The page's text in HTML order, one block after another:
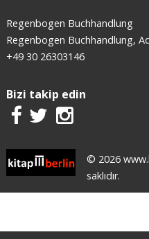
Regenbogen Buchhandlung
Regenbogen Buchhandlung,
+49 30 26303146
Bizi takip edin
© 2026
saklıdır.